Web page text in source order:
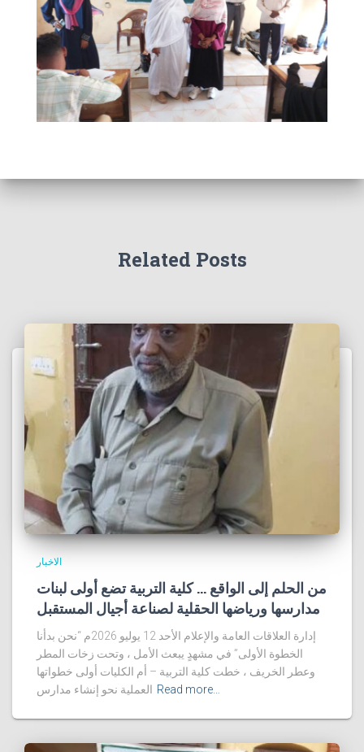
Related Posts
الاخبار
من الحلم إلى الواقع … كلية التربية تضع أولى لبنات
مدارسها ورياضها الحقلية لصناعة أجيال المستقبل
إدارة العلاقات العامة والإعلام الأحد 12 يوليو 2026م “نحن بدأنا
الخطوة الأولى” في مشهدٍ يبعث الأمل ، وتحت زخات المطر
وعطر الخريف ، خطت كلية التربية – أم الكليات أولى خطواتها
العملية نحو إنشاء مدارس Read more…